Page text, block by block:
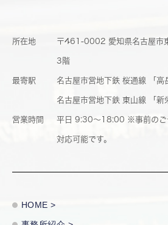
所在地 〒461-0002 愛知県名古屋市
3階
最寄駅 名古屋市営地下鉄 桜通線 「高
名古屋市営地下鉄 東山線 「
営業時間 平日 9:30～18:00 ※事前のご
対応可能です。
HOME >